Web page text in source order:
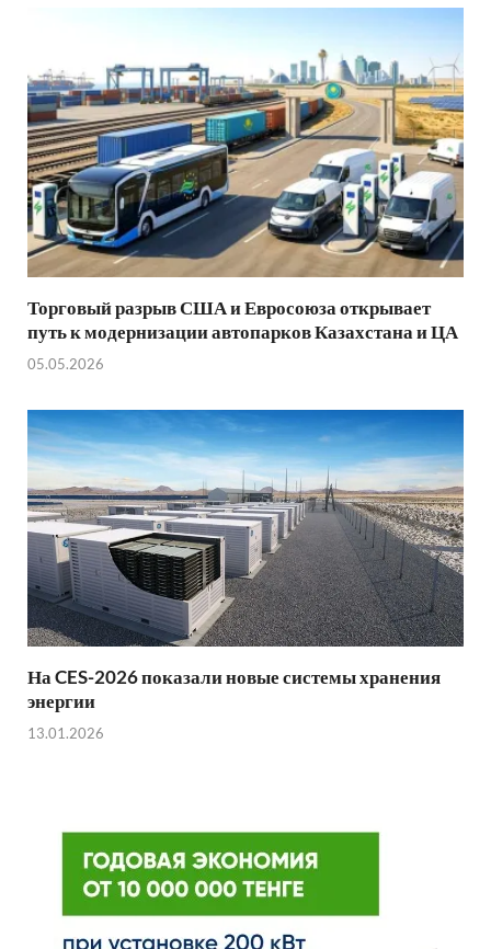
Торговый разрыв США и Евросоюза открывает
путь к модернизации автопарков Казахстана и ЦА
05.05.2026
На CES-2026 показали новые системы хранения
энергии
13.01.2026